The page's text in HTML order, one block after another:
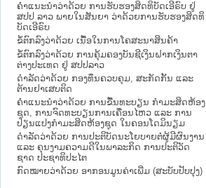
ຄຳແນະນຳວ່າດ້ວຍ ການຮັບຮອງສິດທິບັດເອີຣົບ ຢູ່
ສປປ ລາວ ພາຍໃນສັນຍາ ວ່າດ້ວຍການຮັບຮອງສິດທິ
ບັດເອີຣົບ
ຂໍ້ຕົກລົງວ່າດ້ວຍ ເນື້ອໃນການໂຄສະນາສິນຄ້າ
ຂໍ້ຕົກລົງວ່າດ້ວຍ ການຄຸ້ມຄອງບັນຊີເງິນຝາກເງິນຕາ
ຕ່າງປະເທດ ຢູ່ ສປປລາວ
ດຳລັດວ່າດ້ວຍ ກອງທຶນຄວບຄຸມ, ສະກັດກັ້ນ ແລະ
ຕ້ານຢາເສບຕິດ
ຄຳແນະນຳວ່າດ້ວຍ ການຂື້ນທະບຽນ ກຳມະສິດຫ້ອງ
ຊຸດ, ການຈົດທະບຽນການເຄື່ອນໄຫວ ແລະ ການ
ປ່ຽນແປງກຳມະສິດຫ້ອງຊຸດ ໃນຄອນໂດມິນຽມ
ດຳລັດວ່າດ້ວຍ ການປະຕິບັດນະໂຍບາຍຕໍ່ຜູ້ມີຜົນງານ
ແລະ ຄຸນງາມຄວາມດີໃນພາລະກິດ ການປະຕິວັດ
ຊາດ ປະຊາທິປະໄຕ
ກົດໝາຍວ່າດ້ວຍ ອາກອນມູນຄ່າເພີ່ມ (ສະບັບປັບປຸງ)